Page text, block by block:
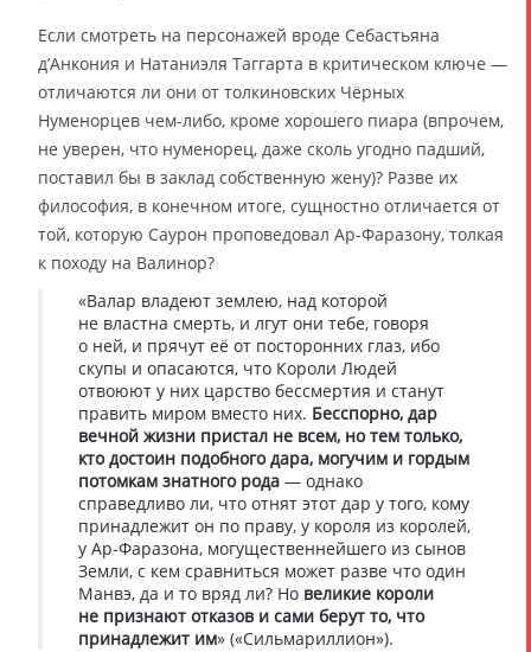
Если смотреть на персонажей вроде Себастьяна
д’Анкония и Натаниэля Таггарта в критическом ключе —
отличаются ли они от толкиновских Чёрных
Нуменорцев чем-либо, кроме хорошего пиара (впрочем,
не уверен, что нуменорец, даже сколь угодно падший,
поставил бы в заклад собственную жену)? Разве их
философия, в конечном итоге, сущностно отличается от
той, которую Саурон проповедовал Ар-Фаразону, толкая
к походу на Валинор?
«Валар владеют землею, над которой
не властна смерть, и лгут они тебе, говоря
о ней, и прячут её от посторонних глаз, ибо
скупы и опасаются, что Короли Людей
отвоюют у них царство бессмертия и станут
править миром вместо них. Бесспорно, дар
вечной жизни пристал не всем, но тем только,
кто достоин подобного дара, могучим и гордым
потомкам знатного рода — однако
справедливо ли, что отнят этот дар у того, кому
принадлежит он по праву, у короля из королей,
у Ар-Фаразона, могущественнейшего из сынов
Земли, с кем сравниться может разве что один
Манвэ, да и то вряд ли? Но великие короли
не признают отказов и сами берут то, что
принадлежит им» («Сильмариллион»).